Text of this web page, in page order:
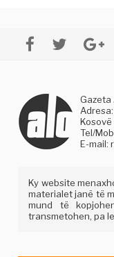
Gazeta
Tel/
E-mail:
Ky website
materialet janë të
mund të
transmetohen, pa